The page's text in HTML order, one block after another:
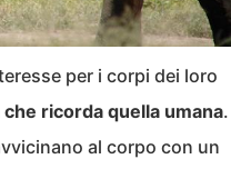
per i corpi dei loro
ricorda quella umana.
al corpo con un